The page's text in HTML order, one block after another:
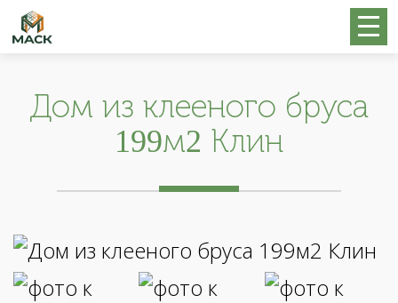
Дом из клееного бруса
199м2 Клин